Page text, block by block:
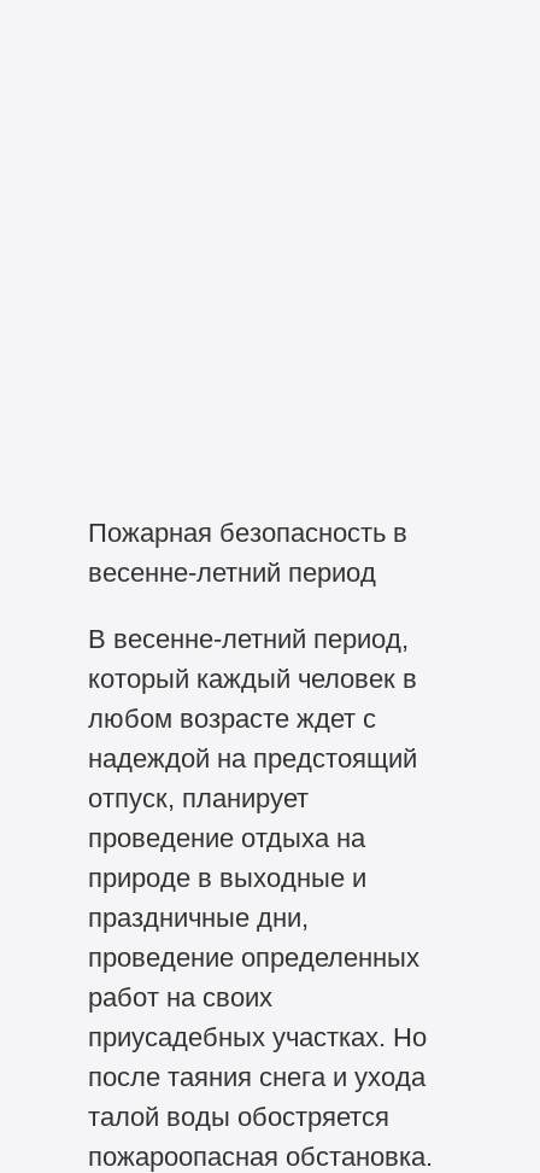
Пожарная безопасность в
весенне-летний период
В весенне-летний период,
который каждый человек в
любом возрасте ждет с
надеждой на предстоящий
отпуск, планирует
проведение отдыха на
природе в выходные и
праздничные дни,
проведение определенных
работ на своих
приусадебных участках. Но
после таяния снега и ухода
талой воды обостряется
пожароопасная обстановка.